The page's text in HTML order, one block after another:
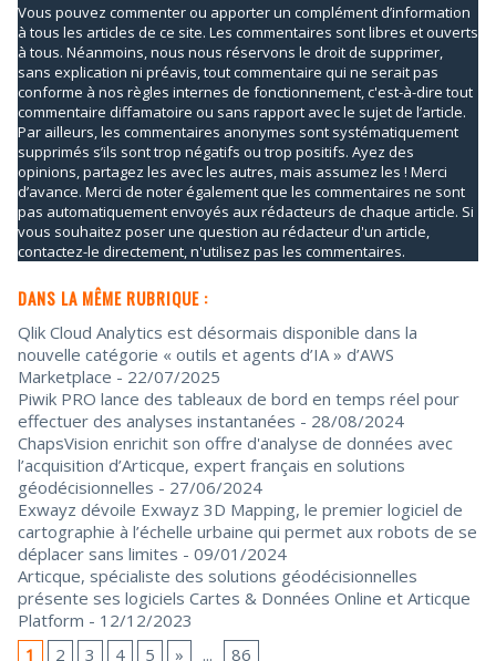
Vous pouvez commenter ou apporter un complément d’information
à tous les articles de ce site. Les commentaires sont libres et ouverts
à tous. Néanmoins, nous nous réservons le droit de supprimer,
sans explication ni préavis, tout commentaire qui ne serait pas
conforme à nos règles internes de fonctionnement, c'est-à-dire tout
commentaire diffamatoire ou sans rapport avec le sujet de l’article.
Par ailleurs, les commentaires anonymes sont systématiquement
supprimés s’ils sont trop négatifs ou trop positifs. Ayez des
opinions, partagez les avec les autres, mais assumez les ! Merci
d’avance. Merci de noter également que les commentaires ne sont
pas automatiquement envoyés aux rédacteurs de chaque article. Si
vous souhaitez poser une question au rédacteur d'un article,
contactez-le directement, n'utilisez pas les commentaires.
DANS LA MÊME RUBRIQUE :
Qlik Cloud Analytics est désormais disponible dans la
nouvelle catégorie « outils et agents d’IA » d’AWS
Marketplace - 22/07/2025
Piwik PRO lance des tableaux de bord en temps réel pour
effectuer des analyses instantanées - 28/08/2024
ChapsVision enrichit son offre d'analyse de données avec
l’acquisition d’Articque, expert français en solutions
géodécisionnelles - 27/06/2024
Exwayz dévoile Exwayz 3D Mapping, le premier logiciel de
cartographie à l’échelle urbaine qui permet aux robots de se
déplacer sans limites - 09/01/2024
Articque, spécialiste des solutions géodécisionnelles
présente ses logiciels Cartes & Données Online et Articque
Platform - 12/12/2023
1
2 3 4 5 » ... 86